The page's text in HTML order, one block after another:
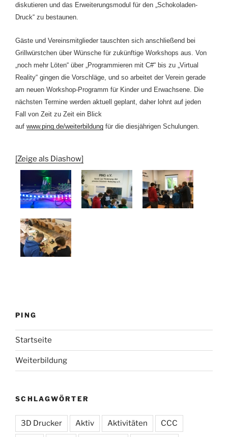
diskutieren und das Erweiterungsmodul für den „Schokoladen-
Druck“ zu bestaunen.
Gäste und Vereinsmitglieder tauschten sich anschließend bei
Grillwürstchen über Wünsche für zukünftige Workshops aus. Von
„noch mehr Löten“ über „Programmieren mit C#“ bis zu „Virtual
Reality“ gingen die Vorschläge, und so arbeitet der Verein gerade
am neuen Workshop-Programm für Kinder und Erwachsene. Die
nächsten Termine werden aktuell
geplant, daher lohnt auf jeden
Fall von Zeit zu Zeit ein Blick
auf www.ping.de/weiterbildung für die diesjährigen Schulungen.
[Zeige als Diashow]
PING
Startseite
Weiterbildung
SCHLAGWÖRTER
3D Drucker Aktiv Aktivitäten CCC